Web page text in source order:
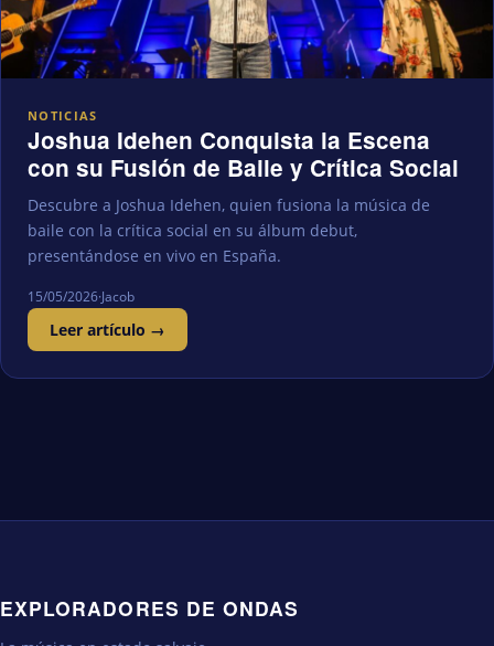
NOTICIAS
Joshua Idehen Conquista la Escena
con su Fusión de Baile y Crítica Social
Descubre a Joshua Idehen, quien fusiona la música de
baile con la crítica social en su álbum debut,
presentándose en vivo en España.
15/05/2026·Jacob
Leer artículo →
EXPLORADORES DE ONDAS